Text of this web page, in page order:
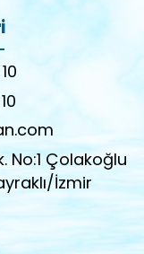
No:1 Çolakoğlu
İzmir